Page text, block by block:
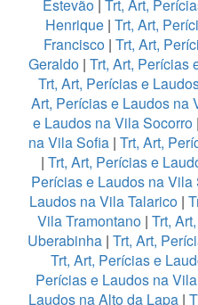
Estevão | Trt, Art,
Henrique| Trt, Art,
Francisco | Trt, Art,
Geraldo | Trt, Art, Perícias
Trt, Art, Perícias e
Art, Perícias e Laudos na
e Laudos na Vila Socorro |
na Vila Sofia| Trt, Art,
| Trt, Art, Perícias e
Perícias e Laudos na Vila
Laudos na Vila Talarico|
Vila Tramontano| Trt,
Uberabinha| Trt, Art,
Trt, Art, Perícias e
Perícias e Laudos na
Laudos na Alto da Lapa|